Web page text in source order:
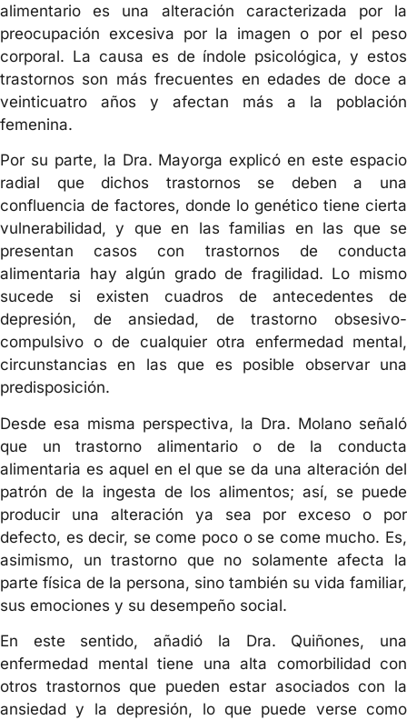
alimentario es una alteración caracterizada por la
preocupación excesiva por la imagen o por el peso
corporal. La causa es de índole psicológica, y estos
trastornos son más frecuentes en edades de doce a
veinticuatro años y afectan más a la población
femenina.
Por su parte, la Dra. Mayorga explicó en este espacio
radial que dichos trastornos se deben a una
confluencia de factores, donde lo genético tiene cierta
vulnerabilidad, y que en las familias en las que se
presentan casos con trastornos de conducta
alimentaria hay algún grado de fragilidad. Lo mismo
sucede si existen cuadros de antecedentes de
depresión, de ansiedad, de trastorno obsesivo-
compulsivo o de cualquier otra enfermedad mental,
circunstancias en las que es posible observar una
predisposición.
Desde esa misma perspectiva, la Dra. Molano señaló
que un trastorno alimentario o de la conducta
alimentaria es aquel en el que se da una alteración del
patrón de la ingesta de los alimentos; así, se puede
producir una alteración ya sea por exceso o por
defecto, es decir, se come poco o se come mucho. Es,
asimismo, un trastorno que no solamente afecta la
parte física de la persona, sino también su vida familiar,
sus emociones y su desempeño social.
En este sentido, añadió la Dra. Quiñones, una
enfermedad mental tiene una alta comorbilidad con
otros trastornos que pueden estar asociados con la
ansiedad y la depresión, lo que puede verse como